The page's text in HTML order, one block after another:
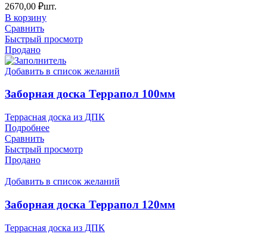
2670,00 ₽шт.
В корзину
Сравнить
Быстрый просмотр
Продано
Добавить в список желаний
Заборная доска Террапол 100мм
Террасная доска из ДПК
Подробнее
Сравнить
Быстрый просмотр
Продано
Добавить в список желаний
Заборная доска Террапол 120мм
Террасная доска из ДПК